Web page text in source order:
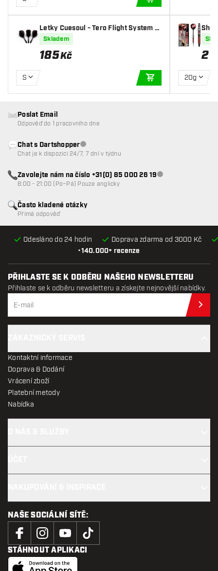
Letky Cuesoul - Tero Flight System A
K5 Rost Teardrop - Black
Skladem
185Kč
S
PŘIDAT DO KOŠÍKU
Shot
ky
2
20g
•140.000+ recenze
Odesláno do 24 hodin Doprava zdarma od 3000 Kč
Často kladené otázky
Přímá odpověď
Poslat Email
Odpověď do 1 pracovního dne
Chat s DartshopperZákaznický servis nedostupný
Chat je k dispozici 24/7, 7 dní v týdnu
Zavolejte nám na číslo +31(0) 85 000 26 19Zákaznický servis
8:00 - 21:00 (Po–Pá) Pouze anglicky
PŘIHLASTE SE K ODBĚRU NAŠEHO NEWSLETTERU
Přihlaste se k odběru newsletteru a získejte nejnovější nabídky.
Kontaktní informace
Doprava & Dodání
Vrácení zboží
Platební metody
Nabídka
NAŠE SOCIÁLNÍ SÍTĚ:
STÁHNOUT APLIKACI